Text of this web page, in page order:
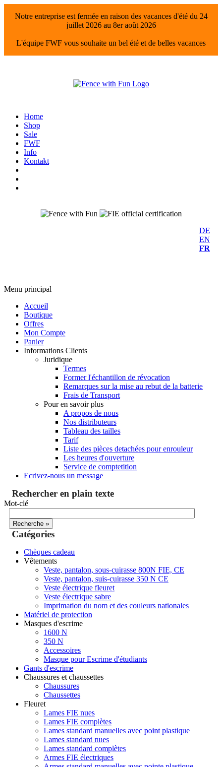
Notre entreprise est fermée en raison des vacances d'été du 24
juillet 2026 au 8er août 2026
L'équipe FWF vous souhaite un bel été et de belles vacances
Home
Shop
Sale
FWF
Info
Kontakt
DE
EN
FR
Menu principal
Accueil
Boutique
Offres
Mon Compte
Panier
Informations Clients
Juridique
Termes
Former l'échantillon de révocation
Remarques sur la mise au rebut de la batterie
Frais de Transport
Pour en savoir plus
A propos de nous
Nos distributeurs
Tableau des tailles
Tarif
Liste des pièces detachées pour enrouleur
Les heures d'ouverture
Service de comptetition
Ecrivez-nous un message
Rechercher en plain texte
Mot-clé
Catégories
Chèques cadeau
Vêtements
Veste, pantalon, sous-cuirasse 800N FIE, CE
Veste, pantalon, suis-cuirasse 350 N CE
Veste électrique fleuret
Veste électrique sabre
Imprimation du nom et des couleurs nationales
Matériel de protection
Masques d'escrime
1600 N
350 N
Accessoires
Masque pour Escrime d'étudiants
Gants d'escrime
Chaussures et chaussettes
Chaussures
Chaussettes
Fleuret
Lames FIE nues
Lames FIE complètes
Lames standard manuelles avec point plastique
Lames standard nues
Lames standard complètes
Armes FIE électriques